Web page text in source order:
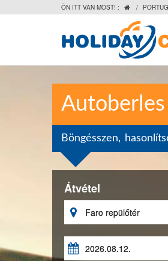
ÖN ITT VAN MOST! :  /
Böngésszen,
Átvétel

